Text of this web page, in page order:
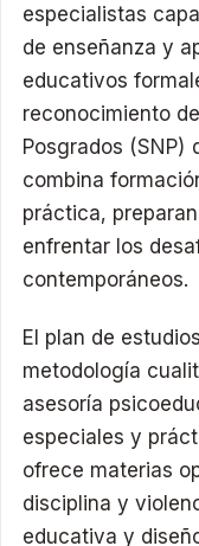
especialistas
de enseñanza y
educativos
reconocimiento
Posgrados (SNP)
combina
práctica,
enfrentar los
contemporáneos.​
El plan de
metodología
asesoría
especiales y
ofrece materias
disciplina y
educativa y